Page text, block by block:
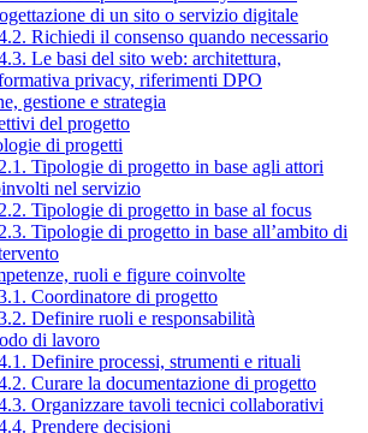
di un sito o servizio digitale
Richiedi il consenso quando necessario
Le basi del sito web: architettura,
privacy, riferimenti DPO
gestione e strategia
del progetto
di progetti
Tipologie di progetto in base agli attori
nel servizio
Tipologie di progetto in base al focus
Tipologie di progetto in base all’ambito di
ruoli e figure coinvolte
Coordinatore di progetto
Definire ruoli e responsabilità
di lavoro
Definire processi, strumenti e rituali
Curare la documentazione di progetto
Organizzare tavoli tecnici collaborativi
Prendere decisioni